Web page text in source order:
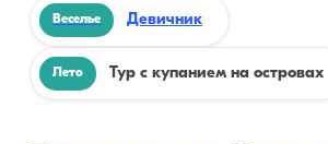
Веселье Девичник
Лето Тур с купанием на островах